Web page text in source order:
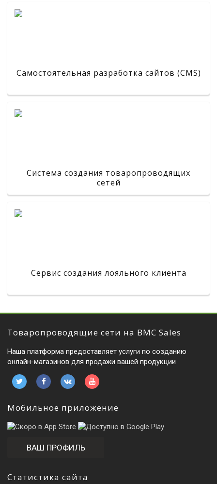
Самостоятельная разработка сайтов (CMS)
Система создания товаропроводящих
сетей
Сервис создания лояльного клиента
Товаропроводящие сети на BMC Sales
Наша платформа предоставляет услуги по созданию
онлайн-магазинов для продажи вашей продукции
Мобильное приложение
ВАШ ПРОФИЛЬ
Статистика сайта